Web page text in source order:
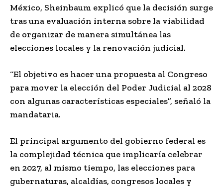
México, Sheinbaum explicó que la decisión surge
tras una evaluación interna sobre la viabilidad
de organizar de manera simultánea las
elecciones locales y la renovación judicial.
“El objetivo es hacer una propuesta al Congreso
para mover la elección del Poder Judicial al 2028
con algunas características especiales”, señaló la
mandataria.
El principal argumento del gobierno federal es
la complejidad técnica que implicaría celebrar
en 2027, al mismo tiempo, las elecciones para
gubernaturas, alcaldías, congresos locales y